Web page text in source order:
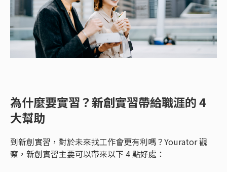
為什麼要實習？新創實習帶給職涯的 4
大幫助
到新創實習，對於未來找工作會更有利嗎？Yourator 觀
察，新創實習主要可以帶來以下 4 點好處：